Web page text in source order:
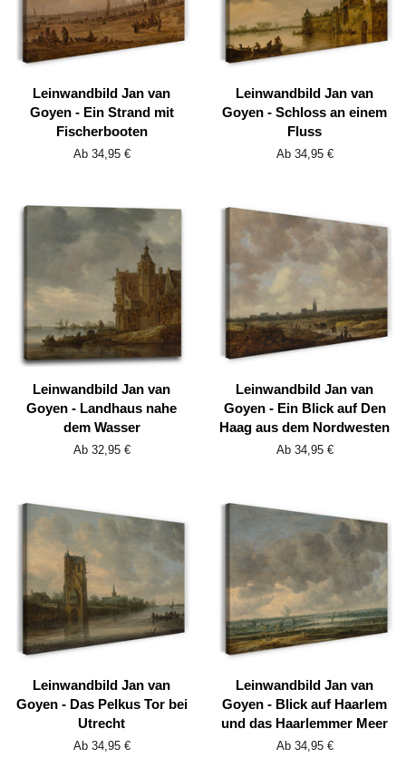
Leinwandbild Jan van
Goyen - Ein Strand mit
Fischerbooten
Ab 34,95 €
Leinwandbild Jan van
Goyen - Schloss an einem
Fluss
Ab 34,95 €
Leinwandbild Jan van
Goyen - Landhaus nahe
dem Wasser
Ab 32,95 €
Leinwandbild Jan van
Goyen - Ein Blick auf Den
Haag aus dem Nordwesten
Ab 34,95 €
Leinwandbild Jan van
Goyen - Das Pelkus Tor bei
Utrecht
Ab 34,95 €
Leinwandbild Jan van
Goyen - Blick auf Haarlem
und das Haarlemmer Meer
Ab 34,95 €